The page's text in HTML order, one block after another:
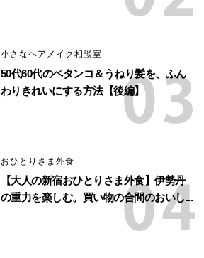
小さなヘアメイク相談室
50代60代のペタンコ＆うねり髪を、ふん
わりきれいにする方法【後編】
おひとりさま外食
【大人の新宿おひとりさま外食】伊勢丹
の重力を楽しむ。買い物の合間のおいし...